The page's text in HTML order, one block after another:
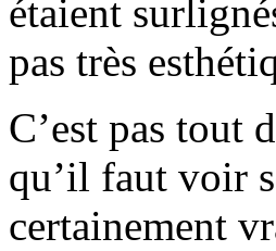
étaient
pas très
C’est pas tout
qu’il faut voir
certainement